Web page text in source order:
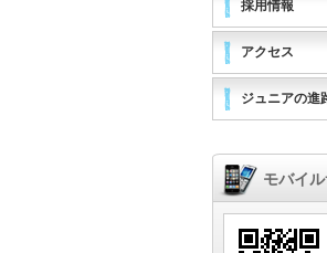
採用情報
アクセス
ジュニアの進
モバイル